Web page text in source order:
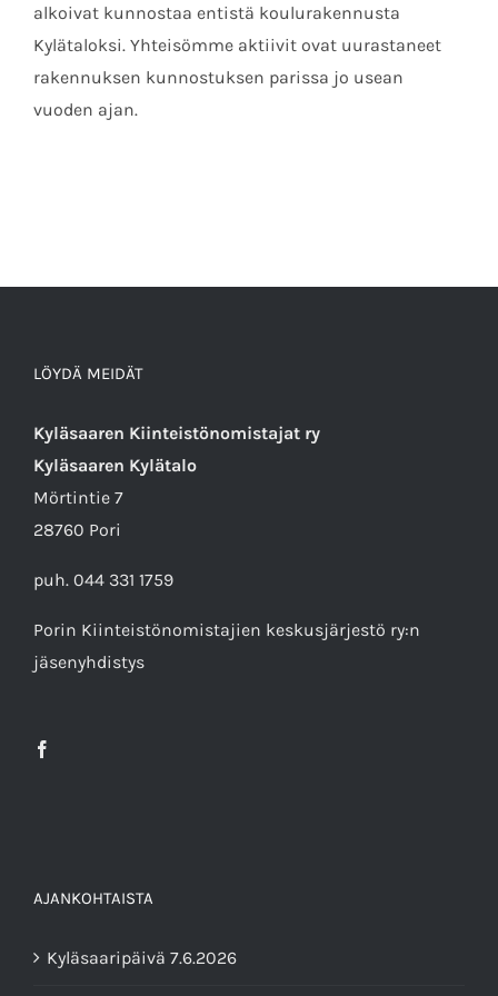
alkoivat kunnostaa entistä koulurakennusta
Kylätaloksi. Yhteisömme aktiivit ovat uurastaneet
rakennuksen kunnostuksen parissa jo usean
vuoden ajan.
LÖYDÄ MEIDÄT
Kyläsaaren Kiinteistönomistajat ry
Kyläsaaren Kylätalo
Mörtintie 7
28760 Pori
puh. 044 331 1759
Porin Kiinteistönomistajien keskusjärjestö ry:n
jäsenyhdistys
AJANKOHTAISTA
Kyläsaaripäivä 7.6.2026